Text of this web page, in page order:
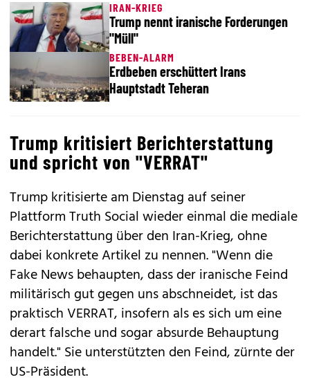
IRAN-KRIEG
Trump nennt iranische Forderungen
"Müll"
BEBEN-ALARM
Erdbeben erschüttert Irans
Hauptstadt Teheran
Trump kritisiert Berichterstattung
und spricht von "VERRAT"
Trump kritisierte am Dienstag auf seiner
Plattform Truth Social wieder einmal die mediale
Berichterstattung über den Iran-Krieg, ohne
dabei konkrete Artikel zu nennen. "Wenn die
Fake News behaupten, dass der iranische Feind
militärisch gut gegen uns abschneidet, ist das
praktisch VERRAT, insofern als es sich um eine
derart falsche und sogar absurde Behauptung
handelt." Sie unterstützten den Feind, zürnte der
US-Präsident.